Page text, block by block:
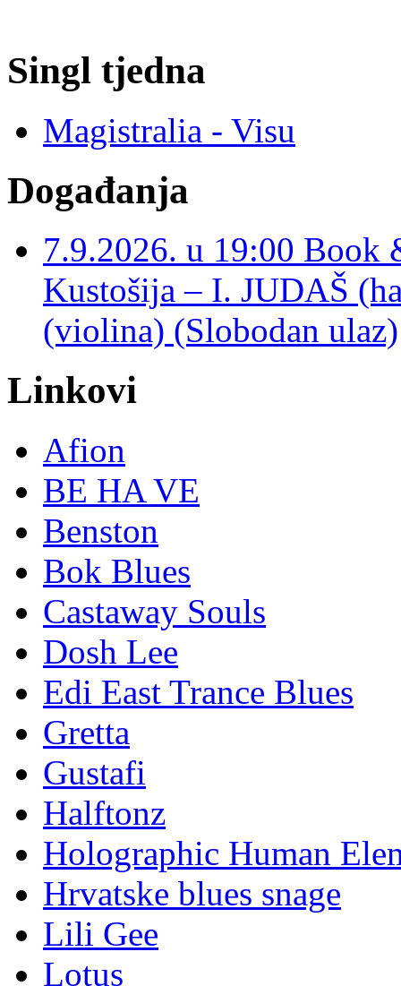
Singl tjedna
Magistralia - Visu
Događanja
7.9.2026. u 19:00 Book
Kustošija – I. JUDAŠ
(violina) (Slobodan ulaz)
Linkovi
Afion
BE HA VE
Benston
Bok Blues
Castaway Souls
Dosh Lee
Edi East Trance Blues
Gretta
Gustafi
Halftonz
Holographic Human
Hrvatske blues snage
Lili Gee
Lotus